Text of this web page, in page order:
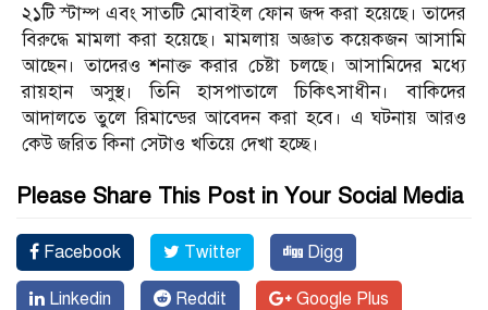
২১টি স্টাম্প এবং সাতটি মোবাইল ফোন জব্দ করা হয়েছে। তাদের
বিরুদ্ধে মামলা করা হয়েছে। মামলায় অজ্ঞাত কয়েকজন আসামি
আছেন। তাদেরও শনাক্ত করার চেষ্টা চলছে। আসামিদের মধ্যে
রায়হান অসুস্থ। তিনি হাসপাতালে চিকিৎসাধীন। বাকিদের
আদালতে তুলে রিমান্ডের আবেদন করা হবে। এ ঘটনায় আরও
কেউ জরিত কিনা সেটাও খতিয়ে দেখা হচ্ছে।
Please Share This Post in Your Social Media
Facebook Twitter Digg
Linkedin Reddit Google Plus